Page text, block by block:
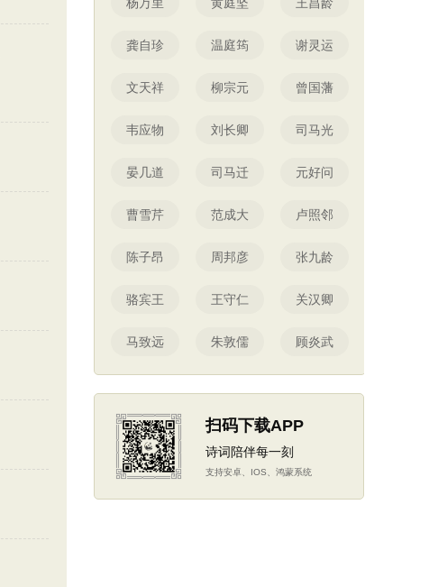
龚自珍 温庭筠 谢灵运
文天祥 柳宗元 曾国藩
韦应物 刘长卿 司马光
晏几道 司马迁 元好问
曹雪芹 范成大 卢照邻
陈子昂 周邦彦 张九龄
骆宾王 王守仁 关汉卿
马致远 朱敦儒 顾炎武
扫码下载APP
诗词陪伴每一刻
支持安卓、IOS、鸿蒙系统